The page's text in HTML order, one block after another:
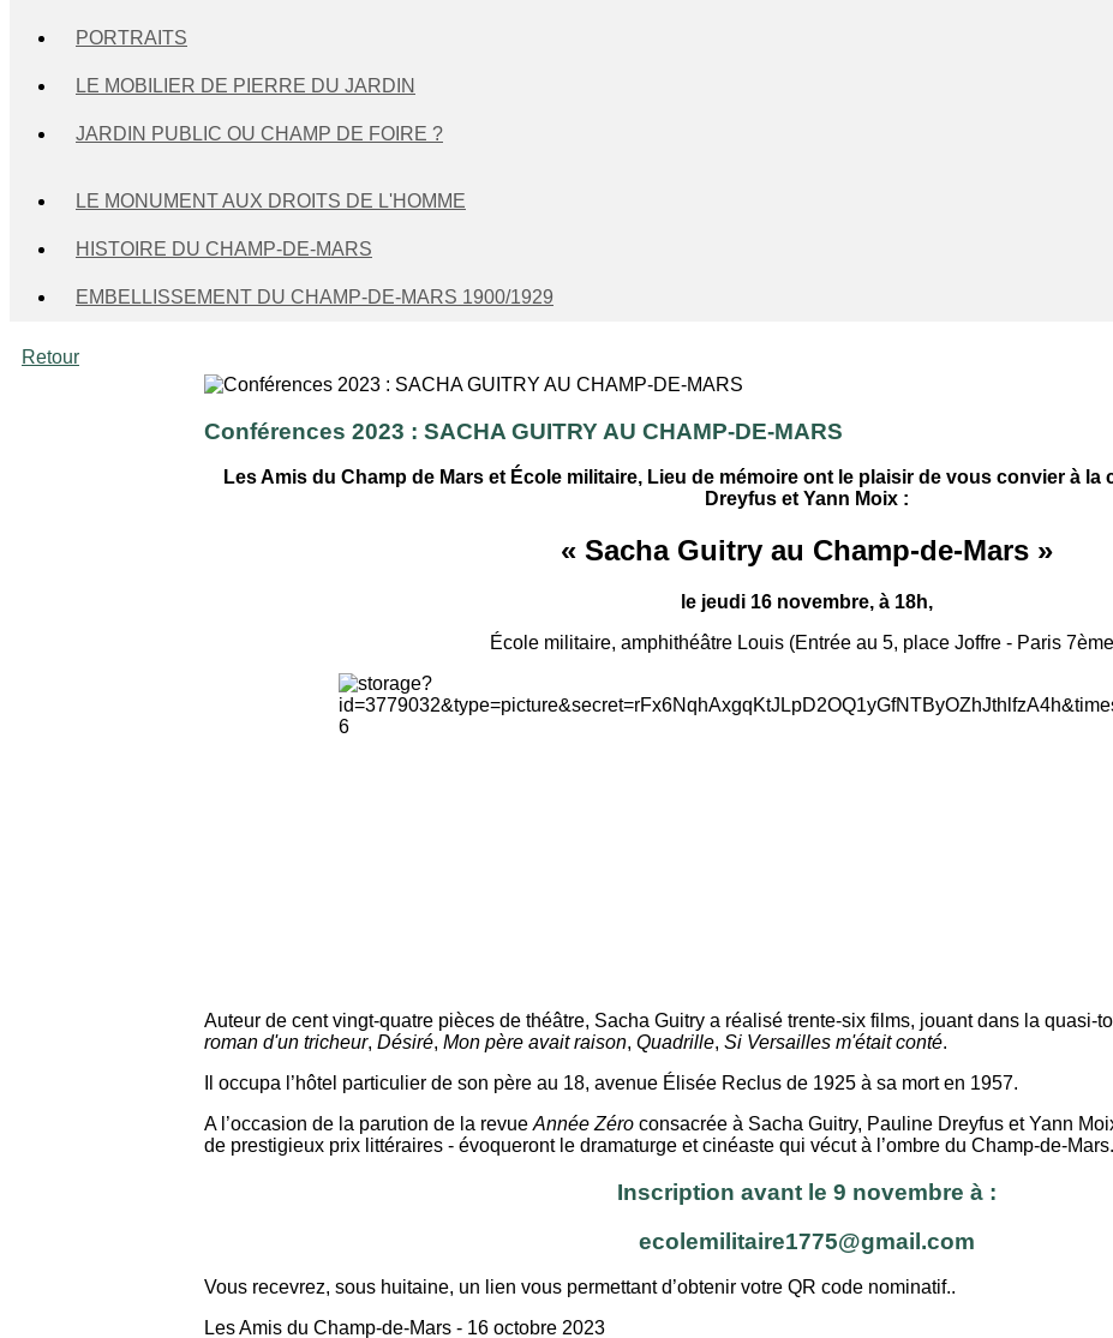
PORTRAITS
LE MOBILIER DE PIERRE DU JARDIN
JARDIN PUBLIC OU CHAMP DE FOIRE ?
LE MONUMENT AUX DROITS DE L'HOMME
HISTOIRE DU CHAMP-DE-MARS
EMBELLISSEMENT DU CHAMP-DE-MARS 1900/1929
Retour
Conférences 2023 : SACHA GUITRY AU CHAMP-DE-MARS
Les Amis du Champ de Mars et École militaire, Lieu de mémoire ont le plaisir de vous convier à
Dreyfus et Yann Moix :
« Sacha Guitry au Champ-de-Mars »
le jeudi 16 novembre, à 18h,
École militaire, amphithéâtre Louis (Entrée au 5, place Joffre - Paris
Auteur de cent vingt-quatre pièces de théâtre, Sacha Guitry a réalisé trente-six films, jouant dans la quasi-
roman d'un tricheur, Désiré, Mon père avait raison, Quadrille, Si Versailles m'était conté.
Il occupa l’hôtel particulier de son père au 18, avenue Élisée Reclus de 1925 à sa mort en 1957.
A l’occasion de la parution de la revue Année Zéro consacrée à Sacha Guitry, Pauline Dreyfus et Yann
de prestigieux prix littéraires - évoqueront le dramaturge et cinéaste qui vécut à l’ombre du Champ-de-Mars.
Inscription avant le 9 novembre à :
ecolemilitaire1775@gmail.com
Vous recevrez, sous huitaine, un lien vous permettant d’obtenir votre QR code nominatif..
Les Amis du Champ-de-Mars - 16 octobre 2023